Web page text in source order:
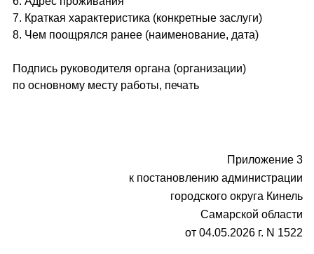
7. Краткая характеристика (конкретные заслуги)
8. Чем поощрялся ранее (наименование, дата)
Подпись руководителя органа (организации)
по основному месту работы, печать
Приложение 3
к постановлению администрации
городского округа Кинель
Самарской области
от 04.05.2026 г. N 1522